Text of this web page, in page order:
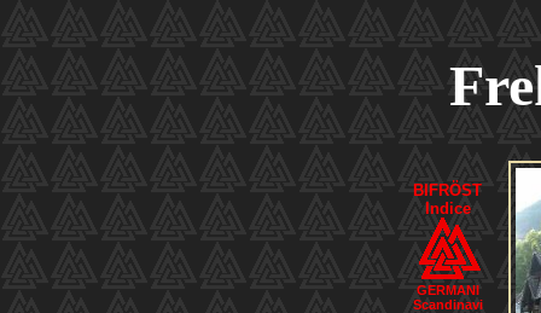
BIFRÖST
Indice
GERMANI
Scandinavi